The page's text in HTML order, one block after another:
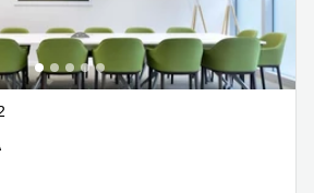
Avenue Germaine Tillion, Rennes